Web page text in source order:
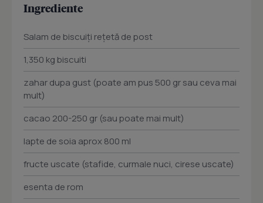
Ingrediente
Salam de biscuiţi reţetă de post
1,350 kg biscuiti
zahar dupa gust (poate am pus 500 gr sau ceva mai
mult)
cacao 200-250 gr (sau poate mai mult)
lapte de soia aprox 800 ml
fructe uscate (stafide, curmale nuci, cirese uscate)
esenta de rom